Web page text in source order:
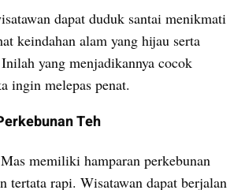
dapat duduk santai menikmati
keindahan alam yang hijau serta
Inilah yang menjadikannya cocok
ingin melepas penat.
Teh
memiliki hamparan perkebunan
tertata rapi. Wisatawan dapat berjalan